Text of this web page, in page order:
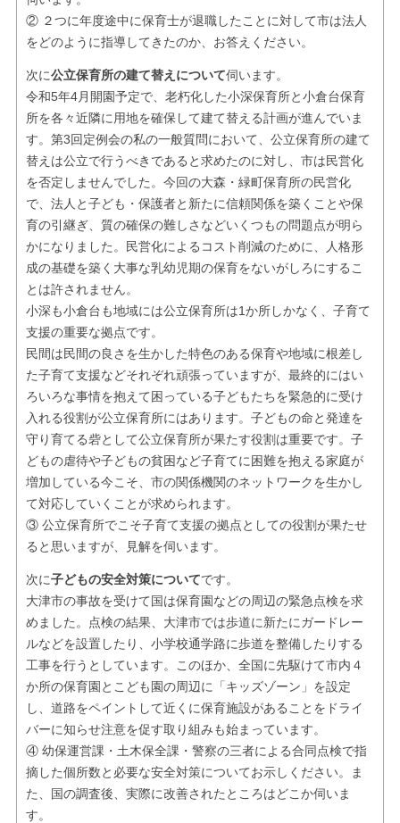
② ２つに年度途中に保育士が退職したことに対して市は法人
をどのように指導してきたのか、お答えください。
次に公立保育所の建て替えについて伺います。
令和5年4月開園予定で、老朽化した小深保育所と小倉台保育
所を各々近隣に用地を確保して建て替える計画が進んでいま
す。第3回定例会の私の一般質問において、公立保育所の建て
替えは公立で行うべきであると求めたのに対し、市は民営化
を否定しませんでした。今回の大森・緑町保育所の民営化
で、法人と子ども・保護者と新たに信頼関係を築くことや保
育の引継ぎ、質の確保の難しさなどいくつもの問題点が明ら
かになりました。民営化によるコスト削減のために、人格形
成の基礎を築く大事な乳幼児期の保育をないがしろにするこ
とは許されません。
小深も小倉台も地域には公立保育所は1か所しかなく、子育て
支援の重要な拠点です。
民間は民間の良さを生かした特色のある保育や地域に根差し
た子育て支援などそれぞれ頑張っていますが、最終的にはい
ろいろな事情を抱えて困っている子どもたちを緊急的に受け
入れる役割が公立保育所にはあります。子どもの命と発達を
守り育てる砦として公立保育所が果たす役割は重要です。子
どもの虐待や子どもの貧困など子育てに困難を抱える家庭が
増加している今こそ、市の関係機関のネットワークを生かし
て対応していくことが求められます。
③ 公立保育所でこそ子育て支援の拠点としての役割が果たせ
ると思いますが、見解を伺います。
次に子どもの安全対策についてです。
大津市の事故を受けて国は保育園などの周辺の緊急点検を求
めました。点検の結果、大津市では歩道に新たにガードレー
ルなどを設置したり、小学校通学路に歩道を整備したりする
工事を行うとしています。このほか、全国に先駆けて市内４
か所の保育園とこども園の周辺に「キッズゾーン」を設定
し、道路をペイントして近くに保育施設があることをドライ
バーに知らせ注意を促す取り組みも始まっています。
④ 幼保運営課・土木保全課・警察の三者による合同点検で指
摘した個所数と必要な安全対策についてお示しください。ま
た、国の調査後、実際に改善されたところはどこか伺いま
す。